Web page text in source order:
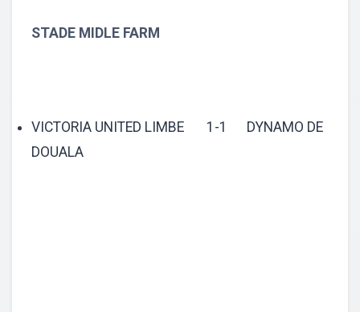
STADE MIDLE FARM
VICTORIA UNITED LIMBE 1-1 DYNAMO DE
DOUALA